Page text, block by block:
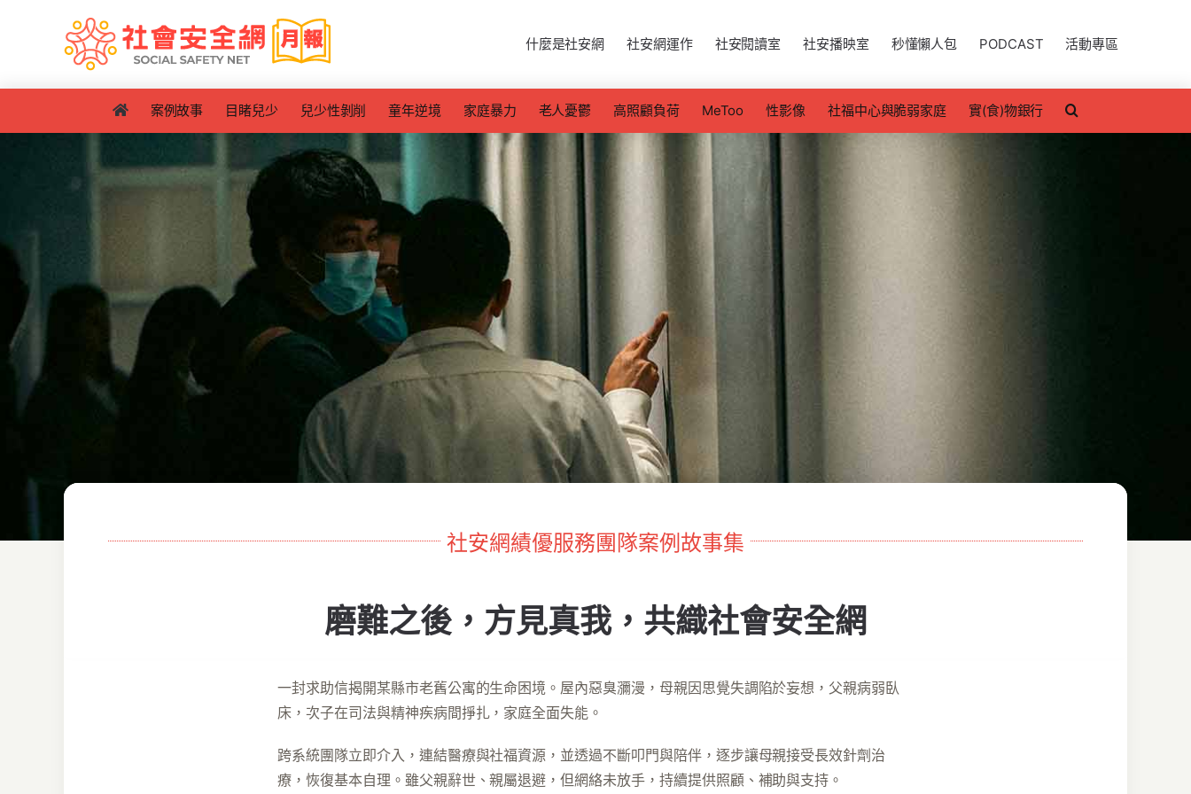
什麼是社安網 社安網運作 社安閱讀室 社安播映室 秒懂懶人包 PODCAST 活動專區
案例故事 目睹兒少 兒少性剝削 童年逆境 家庭暴力 老人憂鬱 高照顧負荷 MeToo 性影像 社福中心與脆弱家庭 實(食)物銀行
社安網績優服務團隊案例故事集
磨難之後，方見真我，共織社會安全網
一封求助信揭開某縣市老舊公寓的生命困境。屋內惡臭瀰漫，母親因思覺失調陷於妄想，父親病弱臥
床，次子在司法與精神疾病間掙扎，家庭全面失能。
跨系統團隊立即介入，連結醫療與社福資源，並透過不斷叩門與陪伴，逐步讓母親接受長效針劑治
療，恢復基本自理。雖父親辭世、親屬退避，但網絡未放手，持續提供照顧、補助與支持。